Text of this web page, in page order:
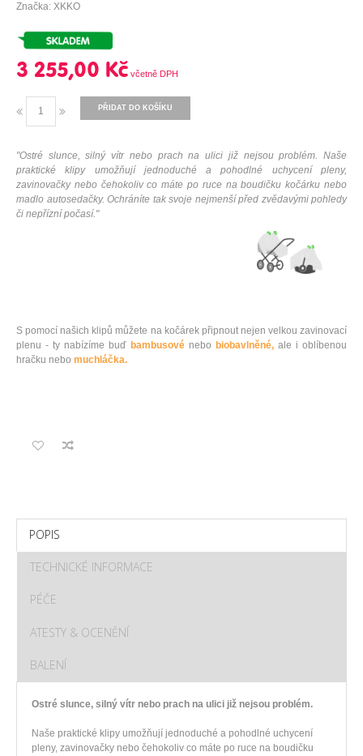
Značka: XKKO
3 255,00 Kč
PŘIDAT DO KOŠÍKU
"Ostré slunce, silný vítr nebo prach na ulici již nejsou problém. Naše
praktické klipy umožňují jednoduché a pohodlné uchycení pleny,
zavinovačky nebo čehokoliv co máte po ruce na boudičku kočárku nebo
madlo autosedačky. Ochráníte tak svoje nejmenší před zvědavými pohledy
či nepřízní počasí."
S pomocí našich klipů můžete na kočárek připnout nejen velkou zavinovací
plenu - ty nabízíme buď bambusovénebo biobavlněné,ale i oblíbenou
hračku nebo muchláčka.
POPIS
TECHNICKÉ INFORMACE
PÉČE
ATESTY & OCENĚNÍ
BALENÍ
Ostré slunce, silný vítr nebo prach na ulici již nejsou problém.
Naše praktické klipy umožňují jednoduché a pohodlné uchycení
pleny, zavinovačky nebo čehokoliv co máte po ruce na boudičku